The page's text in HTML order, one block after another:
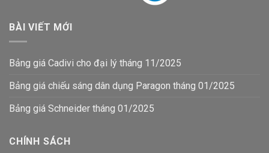
BÀI VIẾT MỚI
Bảng giá Cadivi cho đại lý tháng 11/2025
Bảng giá chiếu sáng dân dụng Paragon tháng 01/2025
Bảng giá Schneider tháng 01/2025
CHÍNH SÁCH